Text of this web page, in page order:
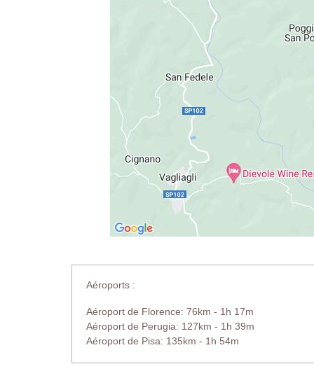
Aéroports :
Aéroport de Florence: 76km - 1h 17m
Aéroport de Perugia: 127km - 1h 39m
Aéroport de Pisa: 135km - 1h 54m